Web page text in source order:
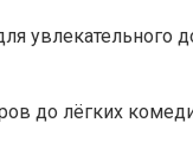
до лёгких